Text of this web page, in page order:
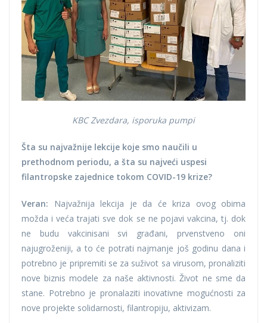
KBC Zvezdara, isporuka pumpi
Šta su najvažnije lekcije koje smo naučili u
prethodnom periodu, a šta su najveći uspesi
filantropske zajednice tokom COVID-19 krize?
Veran: Najvažnija lekcija je da će kriza ovog obima
možda i veća trajati sve dok se ne pojavi vakcina, tj. dok
ne budu vakcinisani svi građani, prvenstveno oni
najugroženiji, a to će potrati najmanje još godinu dana i
potrebno je pripremiti se za suživot sa virusom, pronaliziti
nove biznis modele za naše aktivnosti. Život ne sme da
stane. Potrebno je pronalaziti inovativne mogućnosti za
nove projekte solidarnosti, filantropiju, aktivizam.